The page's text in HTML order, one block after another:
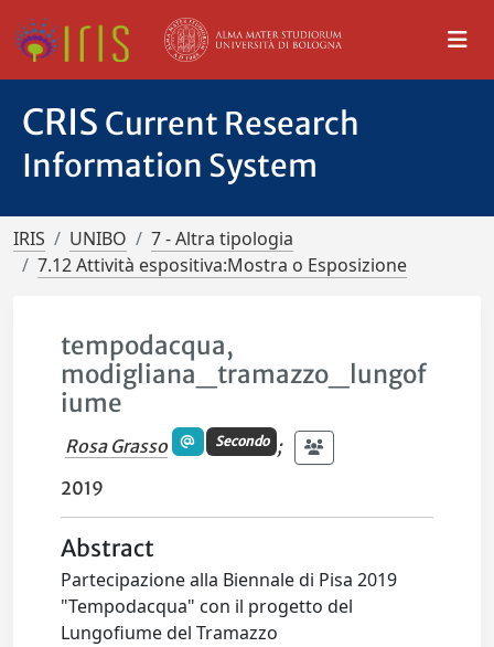
CRIS Current Research
Information System
IRIS UNIBO
7 - Altra tipologia
7.12 Attività espositiva:Mostra o Esposizione
tempodacqua,
modigliana_tramazzo_lungof
iume
Rosa Grasso Secondo ;
2019
Abstract
Partecipazione alla Biennale di Pisa 2019
"Tempodacqua" con il progetto del
Lungofiume del Tramazzo